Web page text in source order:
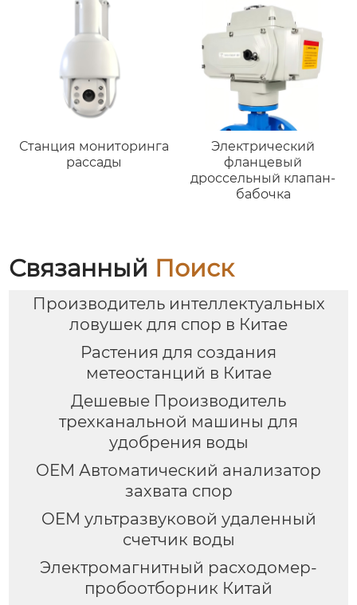
Станция мониторинга
рассады
Электрический
фланцевый
дроссельный клапан-
бабочка
Связанный Поиск
Производитель интеллектуальных
ловушек для спор в Китае
Растения для создания
метеостанций в Китае
Дешевые Производитель
трехканальной машины для
удобрения воды
OEM Автоматический анализатор
захвата спор
OEM ультразвуковой удаленный
счетчик воды
Электромагнитный расходомер-
пробоотборник Китай